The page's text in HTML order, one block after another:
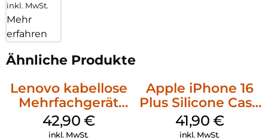
inkl. MwSt.
Mehr
erfahren
Ähnliche Produkte
Lenovo kabellose
Mehrfachgerät
Luna Grey
42,90 €
inkl. MwSt.
Apple iPhone 16
Plus Silicone Case
MagSafe Stone
Gray
41,90 €
inkl. MwSt.